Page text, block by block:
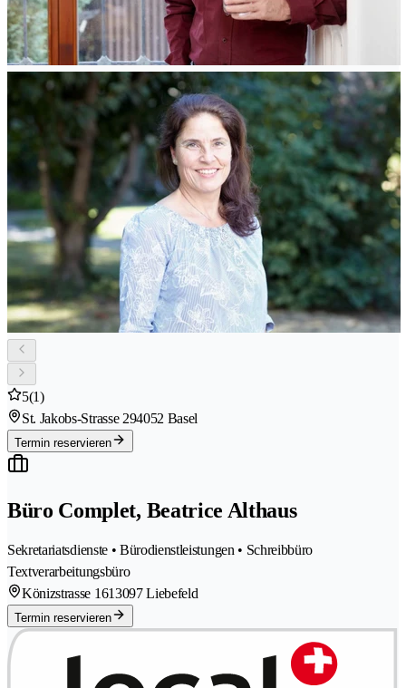
5(1)
St. Jakobs-Strasse 294052 Basel
Termin reservieren
Büro Complet, Beatrice Althaus
Sekretariatsdienste • Bürodienstleistungen • Schreibbüro
Textverarbeitungsbüro
Könizstrasse 1613097 Liebefeld
Termin reservieren